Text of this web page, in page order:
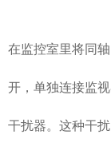
在监控室里将同
开，单独连接监
干扰器。这种干